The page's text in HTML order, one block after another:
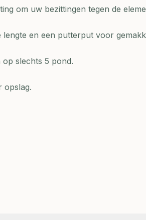
om uw bezittingen tegen de
en een putterput voor
slechts 5 pond.
opslag.